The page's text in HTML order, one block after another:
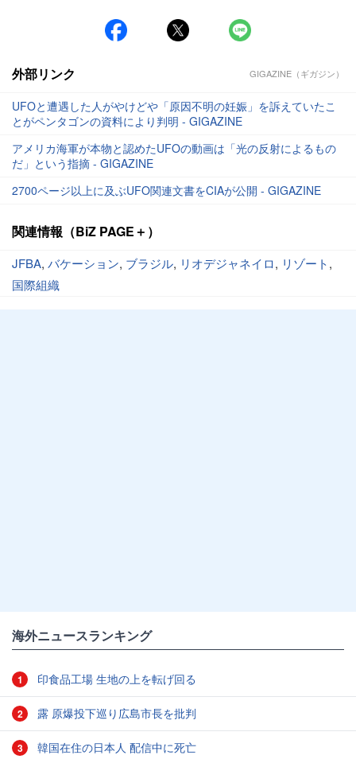
外部リンク GIGAZINE（ギガジン）
UFOと遭遇した人がやけどや「原因不明の妊娠」を訴えていたこ
とがペンタゴンの資料により判明 - GIGAZINE
アメリカ海軍が本物と認めたUFOの動画は「光の反射によるもの
だ」という指摘 - GIGAZINE
2700ページ以上に及ぶUFO関連文書をCIAが公開 - GIGAZINE
関連情報（BiZ PAGE＋）
JFBA, バケーション, ブラジル, リオデジャネイロ, リゾート,
国際組織
海外ニュースランキング
1 印食品工場 生地の上を転げ回る
2 露 原爆投下巡り広島市長を批判
3 韓国在住の日本人 配信中に死亡